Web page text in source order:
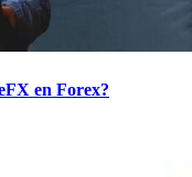
en Forex?